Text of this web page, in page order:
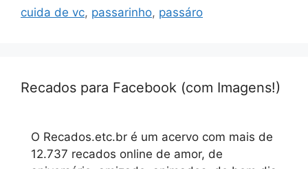
cuida de vc, passarinho, passáro
Recados para Facebook (com Imagens!)
O Recados.etc.br é um acervo com mais de
12.737 recados online de amor, de